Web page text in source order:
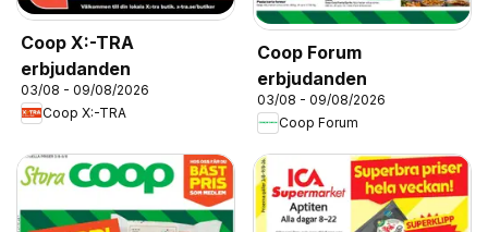
Coop X:-TRA
erbjudanden
03/08 - 09/08/2026
Coop X:-TRA
Coop Forum
erbjudanden
03/08 - 09/08/2026
Coop Forum